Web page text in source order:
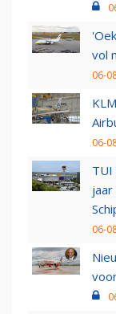
vol
06-
06-
TUI
06-